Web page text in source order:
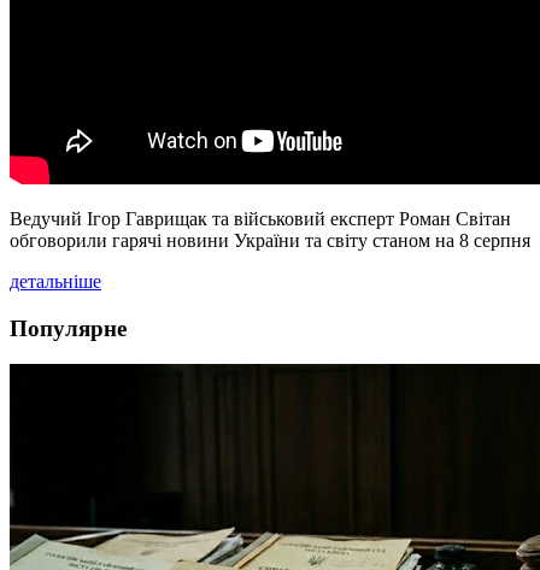
Ведучий Ігор Гаврищак та військовий експерт Роман Світан
обговорили гарячі новини України та світу станом на 8 серпня
детальніше
Популярне